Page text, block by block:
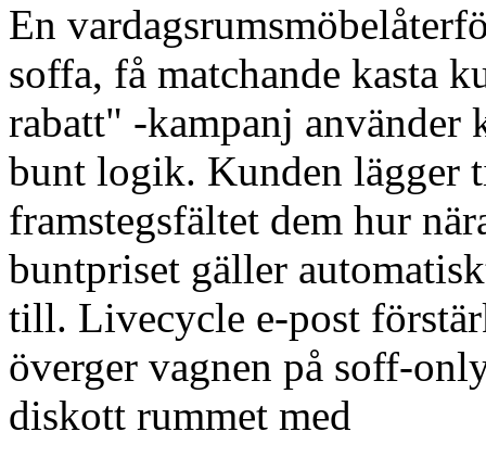
En
soffa, få matchande kasta
rabatt" -kampanj använder
bunt logik. Kunden lägger
framstegsfältet dem hur
buntpriset gäller
till. Livecycle e-post
överger vagnen på soff-
diskott rummet med